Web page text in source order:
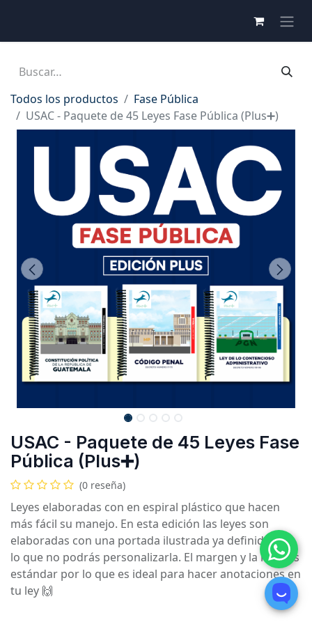
Todos los productos
Fase Pública
USAC - Paquete de 45 Leyes Fase Pública (Plus➕)
USAC - Paquete de 45 Leyes Fase
Pública (Plus➕)
(0 reseña)
Leyes elaboradas con en espiral plástico que hacen
más fácil su manejo. En esta edición las leyes son
elaboradas con una portada ilustrada ya definida por
lo que no podrás personalizarla. El margen y la letra es
estándar por lo que es ideal para hacer anotaciones en
tu ley 🙌